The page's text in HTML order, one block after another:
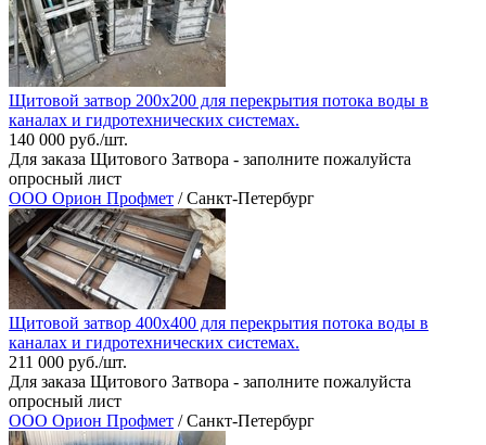
Щитовой затвор 200х200 для перекрытия потока воды в
каналах и гидротехнических системах.
140 000 руб./шт.
Для заказа Щитового Затвора - заполните пожалуйста
опросный лист
ООО Орион Профмет / Санкт-Петербург
Щитовой затвор 400х400 для перекрытия потока воды в
каналах и гидротехнических системах.
211 000 руб./шт.
Для заказа Щитового Затвора - заполните пожалуйста
опросный лист
ООО Орион Профмет / Санкт-Петербург